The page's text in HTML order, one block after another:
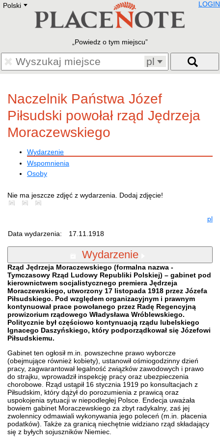
Polski E
Deutsch
Francais
Polski
Eestikeelne
LOGIN
Powiedz o tym miejscu
pl
Naczelnik Państwa Józef
Piłsudski powołał rząd Jędrzeja
Moraczewskiego
Wydarzenie
Wspomnienia
Osoby
Nie ma jeszcze zdjęć z wydarzenia. Dodaj zdjęcie!
pl
Data wydarzenia:
17.11.1918
Wydarzenie
Rząd Jędrzeja Moraczewskiego (formalna nazwa -
Tymczasowy Rząd Ludowy Republiki Polskiej) – gabinet pod
kierownictwem socjalistycznego premiera Jędrzeja
Moraczewskiego, utworzony 17 listopada 1918 przez Józefa
Piłsudskiego. Pod względem organizacyjnym i prawnym
kontynuował prace powołanego przez Radę Regencyjną
prowizorium rządowego Władysława Wróblewskiego.
Politycznie był częściowo kontynuacją rządu lubelskiego
Ignacego Daszyńskiego, który podporządkował się Józefowi
Piłsudskiemu.
Gabinet ten ogłosił m.in. powszechne prawo wyborcze
(obejmujące również kobiety), ustanowił ośmiogodzinny dzień
pracy, zagwarantował legalność związków zawodowych i prawo
do strajku, wprowadził inspekcję pracy oraz ubezpieczenia
chorobowe. Rząd ustąpił 16 stycznia 1919 po konsultacjach z
Piłsudskim, który dążył do porozumienia z prawicą oraz
uspokojenia sytuacji w niepodległej Polsce. Endecja uważała
bowiem gabinet Moraczewskiego za zbyt radykalny, zaś jej
zwolennicy odmawiali wykonywania jego poleceń (m.in. płacenia
podatków). Także za granicą niechętnie widziano rząd składający
się z byłych sojuszników Niemiec.